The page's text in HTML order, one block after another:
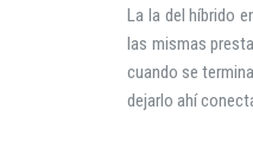
La la del híbrido
las mismas
cuando se
dejarlo ahí